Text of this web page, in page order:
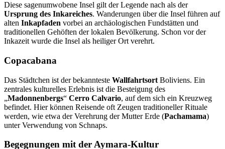
Diese sagenumwobene Insel gilt der Legende nach als der
Ursprung des Inkareiches. Wanderungen über die Insel führen auf
alten Inkapfaden vorbei an archäologischen Fundstätten und
traditionellen Gehöften der lokalen Bevölkerung. Schon vor der
Inkazeit wurde die Insel als heiliger Ort verehrt.
Copacabana
Das Städtchen ist der bekannteste Wallfahrtsort Boliviens. Ein
zentrales kulturelles Erlebnis ist die Besteigung des
„Madonnenbergs“ Cerro Calvario, auf dem sich ein Kreuzweg
befindet. Hier können Reisende oft Zeugen traditioneller Rituale
werden, wie etwa der Verehrung der Mutter Erde (Pachamama)
unter Verwendung von Schnaps.
Begegnungen mit der Aymara-Kultur